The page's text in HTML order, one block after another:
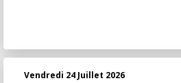
Vendredi 24 Juillet 2026